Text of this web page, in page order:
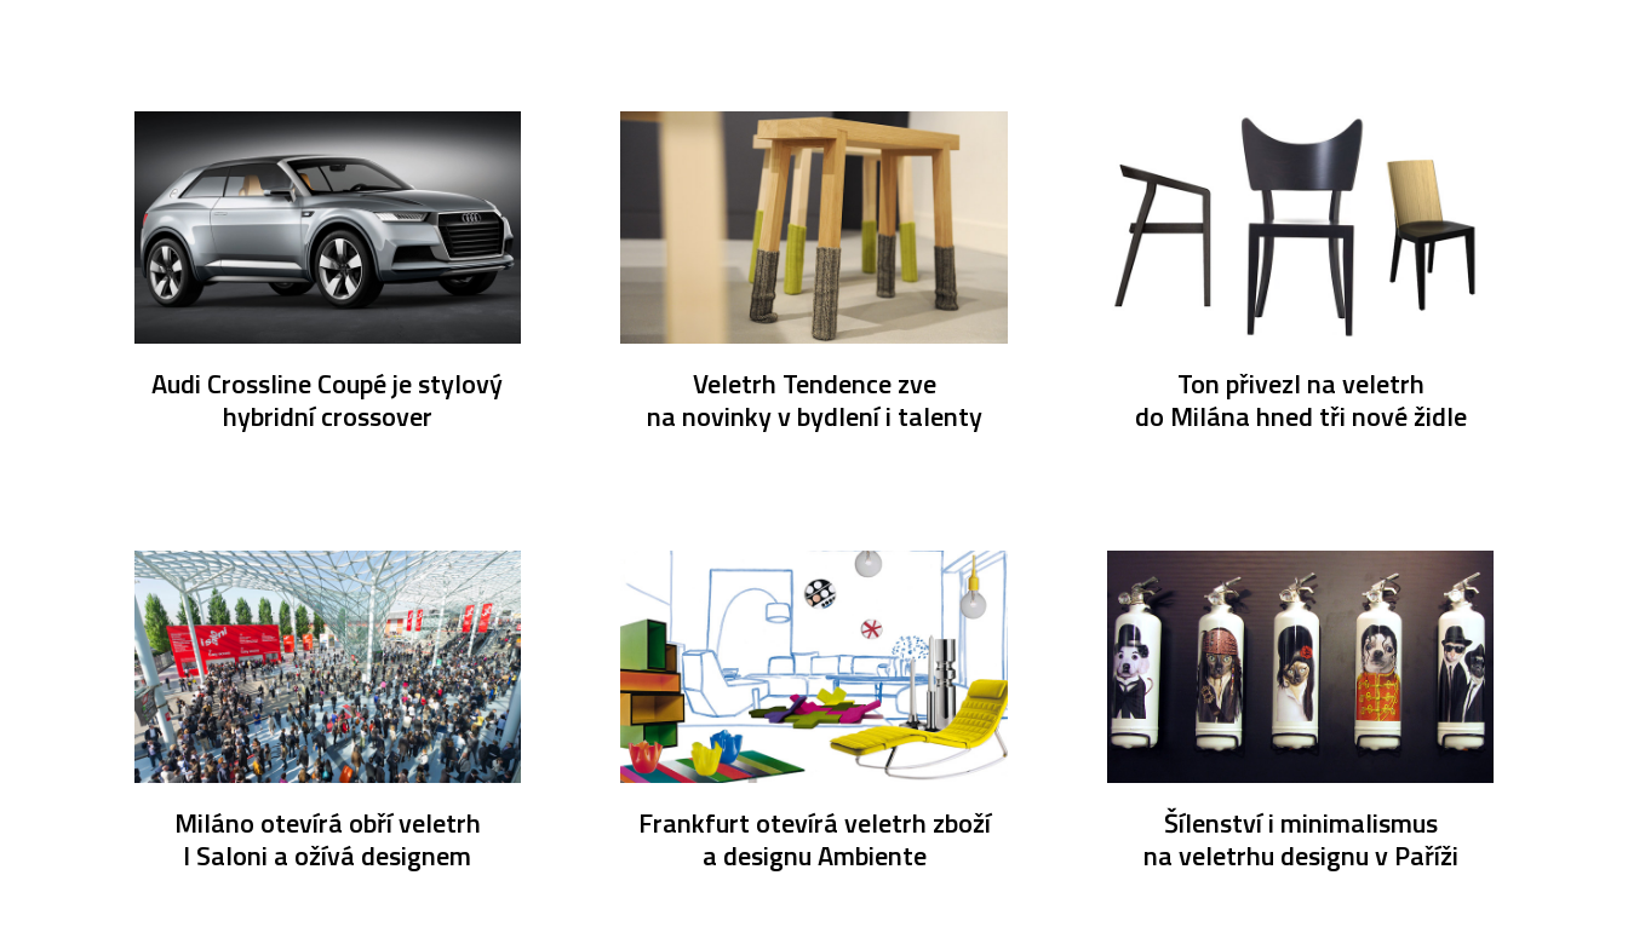
Audi Crossline Coupé je stylový
hybridní crossover
Veletrh Tendence zve
na novinky v bydlení i talenty
Ton přivezl na veletrh
do Milána hned tři nové židle
Miláno otevírá obří veletrh
I Saloni a ožívá designem
Frankfurt otevírá veletrh zboží
a designu Ambiente
Šílenství i minimalismus
na veletrhu designu v Paříži